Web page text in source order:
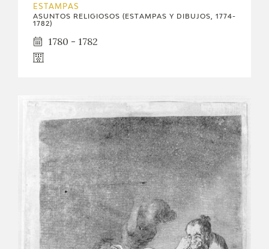
ESTAMPAS
ASUNTOS RELIGIOSOS (ESTAMPAS Y DIBUJOS, 1774-
1782)
1780 - 1782